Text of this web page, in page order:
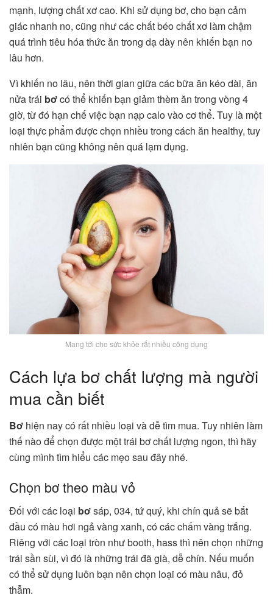
mạnh, lượng chất xơ cao. Khi sử dụng bơ, cho bạn cảm
giác nhanh no, cũng như các chất béo chất xơ làm chậm
quá trình tiêu hóa thức ăn trong dạ dày nên khiến bạn no
lâu hơn.
Vì khiến no lâu, nên thời gian giữa các bữa ăn kéo dài, ăn
nửa trái bơcó thể khiến bạn giảm thèm ăn trong vòng 4
giờ, từ đó hạn chế việc bạn nạp calo vào cơ thể. Tuy là một
loại thực phẩm được chọn nhiều trong cách ăn healthy, tuy
nhiên bạn cũng không nên quá lạm dụng.
Mang tới cho sức khỏe rất nhiều công dụng
Cách lựa bơ chất lượng mà người
mua cần biết
Bơ hiện nay có rất nhiều loại và dễ tìm mua. Tuy nhiên làm
thế nào để chọn được một trái bơ chất lượng ngon, thì hãy
cùng mình tìm hiểu các mẹo sau đây nhé.
Chọn bơ theo màu vỏ
Đối với các loại bơsáp, 034, tứ quý, khi chín quả sẽ bắt
đầu có màu hơi ngả vàng xanh, có các chấm vàng trắng.
Riêng với các loại tròn như booth, hass thì nên chọn những
trái sần sùi, vì đó là những trái đã già, dễ chín. Nếu muốn
có thể sử dụng luôn bạn nên chọn loại có màu nâu, đỏ
thẫm.